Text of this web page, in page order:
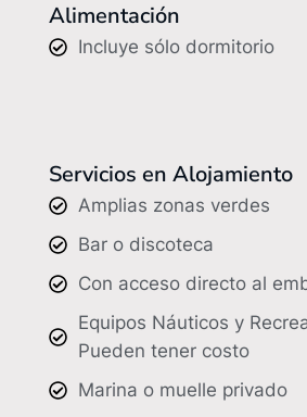
Alimentación
Incluye sólo dormitorio
Servicios en Alojamiento
Amplias zonas verdes
Bar o discoteca
Con acceso directo al
Equipos Náuticos y
Pueden tener costo
Marina o muelle privado